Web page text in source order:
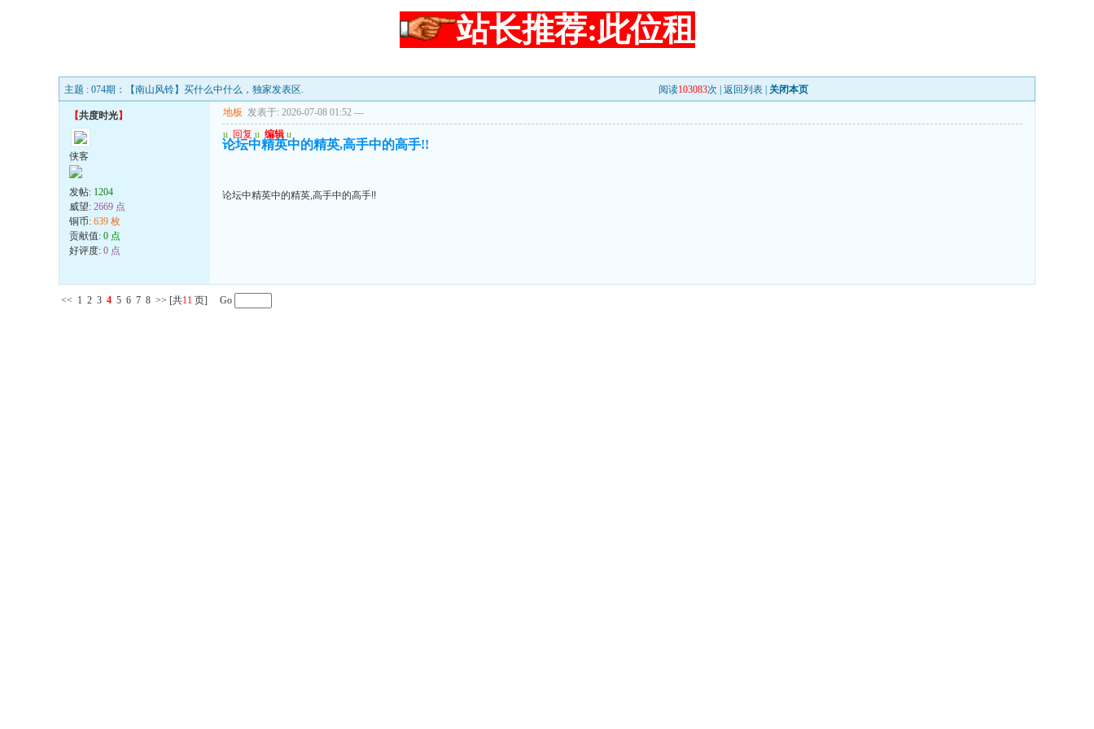
站长推荐:此位租
主题 : 074期：【南山风铃】买什么中什么，独家发表区. 阅读103083次 | 返回列表 关闭本页
【共度时光】
侠客
发帖: 1204
威望: 2669 点
铜币: 639 枚
贡献值: 0 点
好评度: 0 点
地板 发表于: 2026-07-08 01:52 ---
u 回复 u 编辑 u
论坛中精英中的精英,高手中的高手!!
论坛中精英中的精英,高手中的高手!!
<< 1 2 3 4 5 6 7 8 >> [共11 页] Go